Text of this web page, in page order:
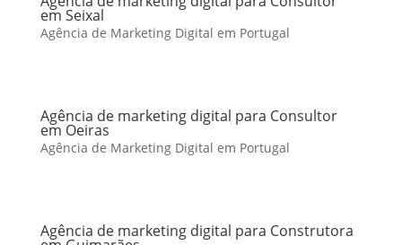
em Seixal
Agência de Marketing Digital em Portugal
Agência de marketing digital para Consultor
em Oeiras
Agência de Marketing Digital em Portugal
Agência de marketing digital para Construtora